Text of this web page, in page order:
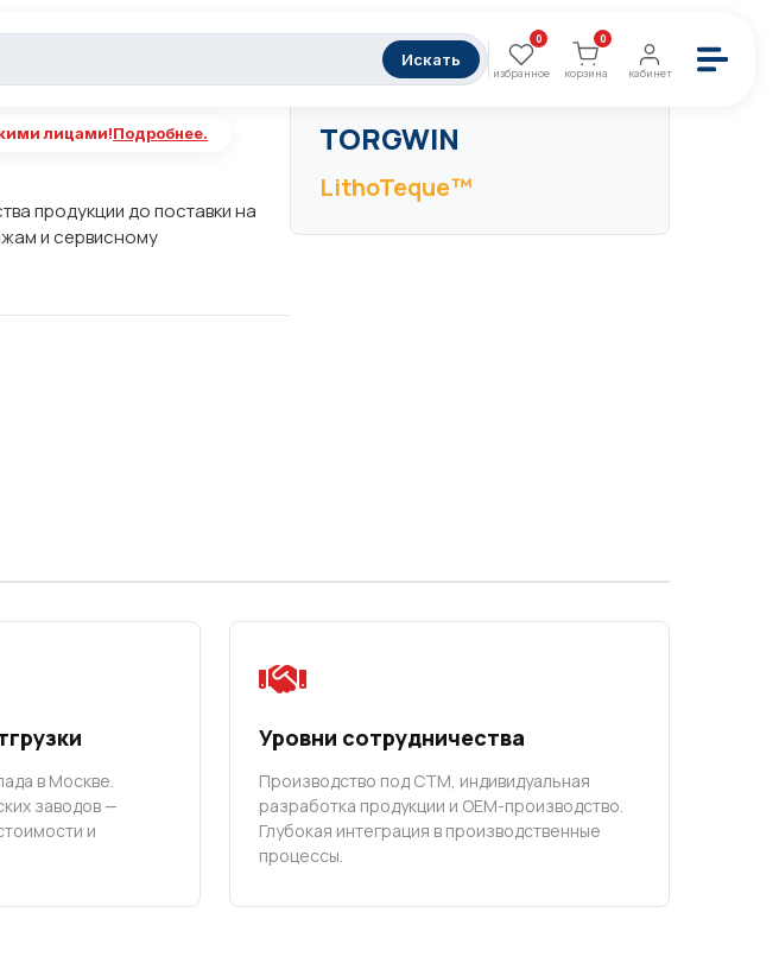
Искать
0
избранное
0
корзина кабинет
лицами!Подробнее.
инструментов,
продукции до поставки на
и сервисному
НАШИ ТОРГОВЫЕ МАРКИ
TORGWIN
LithoTeque™
в Москве.
заводов —
и
Уровни сотрудничества
Производство под СТМ, индивидуальная
разработка продукции и OEM-производство.
Глубокая интеграция в производственные
процессы.